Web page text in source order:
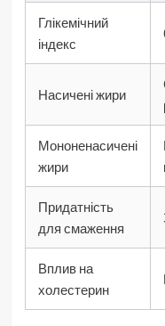
Глікемічний
індекс
Насичені жири
Мононенасичені
жири
Придатність
для смаження
Вплив на
холестерин